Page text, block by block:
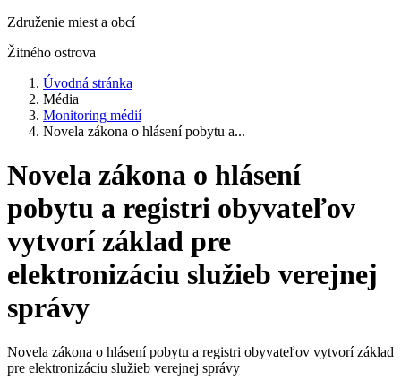
Združenie miest a obcí
Žitného ostrova
Úvodná stránka
Média
Monitoring médií
Novela zákona o hlásení pobytu a...
Novela zákona o hlásení
pobytu a registri obyvateľov
vytvorí základ pre
elektronizáciu služieb verejnej
správy
Novela zákona o hlásení pobytu a registri obyvateľov vytvorí základ
pre elektronizáciu služieb verejnej správy